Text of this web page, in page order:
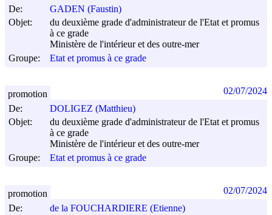
De:
GADEN (Faustin)
Objet:
du deuxième grade d'administrateur de l'Etat et promus
à ce grade
Ministère de l'intérieur et des outre-mer
Groupe:
Etat et promus à ce grade
De:
DOLIGEZ (Matthieu)
Objet:
du deuxième grade d'administrateur de l'Etat et promus
à ce grade
Ministère de l'intérieur et des outre-mer
Groupe:
Etat et promus à ce grade
promotion 02/07/2024
De:
de la FOUCHARDIERE (Etienne)
promotion 02/07/2024